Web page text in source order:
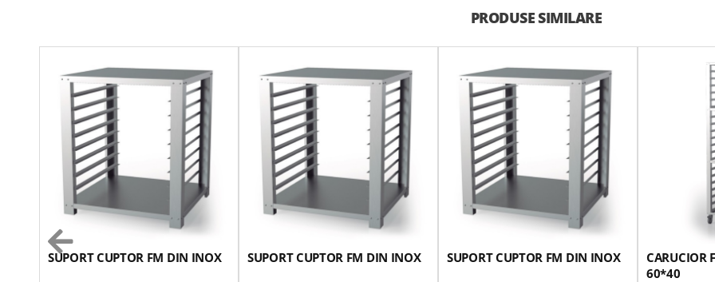
PRODUSE SIMILARE
SUPORT CUPTOR FM DIN INOX SUPORT CUPTOR FM DIN INOX SUPORT CUPTOR FM DIN INOX
CARUCIOR
60*40